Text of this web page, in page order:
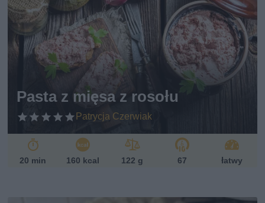
Pasta z mięsa z rosołu
Patrycja Czerwiak
20 min 160 kcal 122 g 67 łatwy